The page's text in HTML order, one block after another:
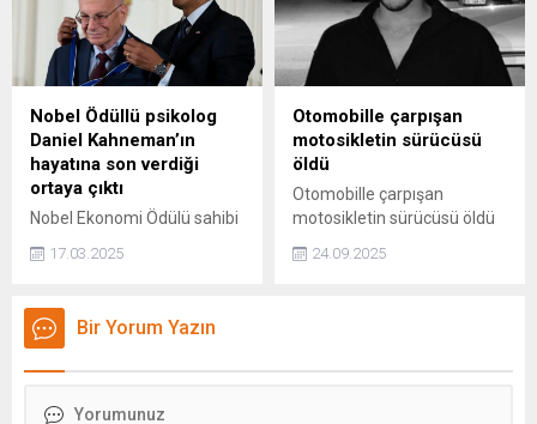
Nobel Ödüllü psikolog
Daniel Kahneman’ın
hayatına son verdiği
ortaya çıktı
Nobel Ekonomi Ödülü sahibi
Kahneman'ın, 27 Mart
klinikte yaşamına son
verdiği ortaya çıktı.
17.03.2025
Otomobille çarpışan
motosikletin sürücüsü
öldü
Otomobille çarpışan
motosikletin sürücüsü öldü
24.09.2025
Bir Yorum Yazın